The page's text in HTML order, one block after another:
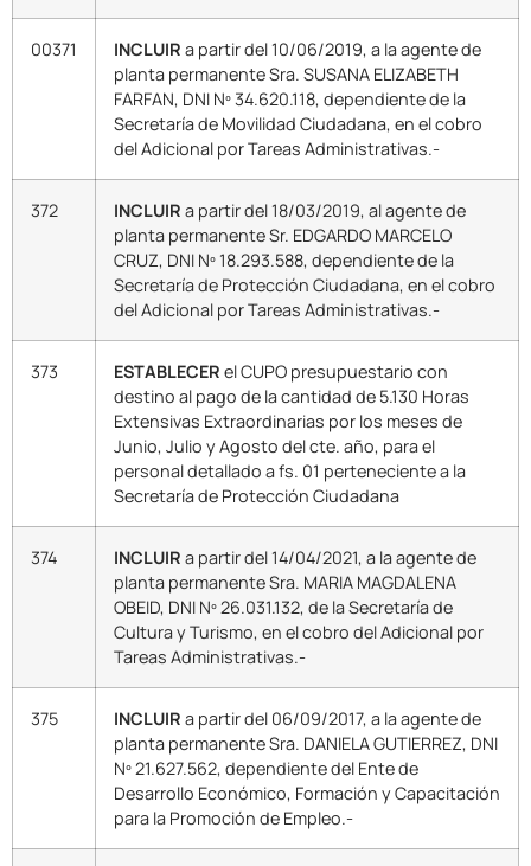
00371 INCLUIR a partir del 10/06/2019, a la agente de
planta permanente Sra. SUSANA ELIZABETH
FARFAN, DNI Nº 34.620.118, dependiente de la
Secretaría de Movilidad Ciudadana, en el cobro
del Adicional por Tareas Administrativas.-
372 INCLUIR a partir del 18/03/2019, al agente de
planta permanente Sr. EDGARDO MARCELO
CRUZ, DNI Nº 18.293.588, dependiente de la
Secretaría de Protección Ciudadana, en el cobro
del Adicional por Tareas Administrativas.-
373 ESTABLECER el CUPO presupuestario con
destino al pago de la cantidad de 5.130 Horas
Extensivas Extraordinarias por los meses de
Junio, Julio y Agosto del cte. año, para el
personal detallado a fs. 01 perteneciente a la
Secretaría de Protección Ciudadana
374 INCLUIR a partir del 14/04/2021, a la agente de
planta permanente Sra. MARIA MAGDALENA
OBEID, DNI Nº 26.031.132, de la Secretaría de
Cultura y Turismo, en el cobro del Adicional por
Tareas Administrativas.-
375 INCLUIR a partir del 06/09/2017, a la agente de
planta permanente Sra. DANIELA GUTIERREZ, DNI
Nº 21.627.562, dependiente del Ente de
Desarrollo Económico, Formación y Capacitación
para la Promoción de Empleo.-